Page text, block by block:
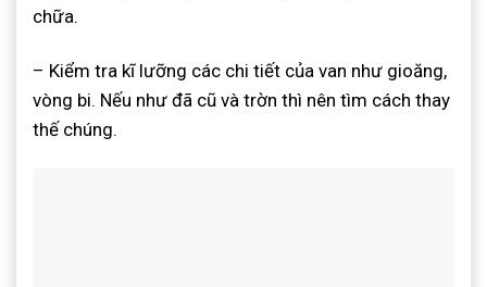
chữa.
– Kiểm tra kĩ lưỡng các chi tiết của van như gioăng,
vòng bi. Nếu như đã cũ và trờn thì nên tìm cách thay
thế chúng.